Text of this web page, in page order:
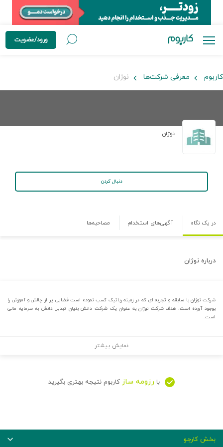
ورود/عضویت
کاربوم معرفی شرکت‌ها نوژان
نوژان
دنبال کردن
در یک نگاه آگهی‌های استخدام مصاحبه‌ها
درباره نوژان
شرکت نوژان با سابقه و تجربه ای که در زمینه رباتیک کسب نموده است فضایی پر از چالش و آموزش را
بوجود آورده است. هدف شرکت نوژان به عنوان یک شرکت دانش بنیان تبدیل دانش به سرمایه مالی
است.
نمایش بیشتر
با رزومه ساز کاربوم نتیجه بهتری بگیرید
بخش کارجو